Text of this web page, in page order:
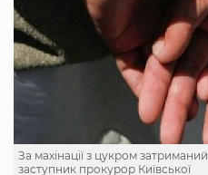
За махінації з цукром затриманий
заступник прокурор Київської